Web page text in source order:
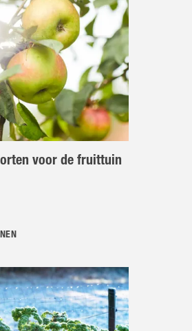
voor de fruittuin